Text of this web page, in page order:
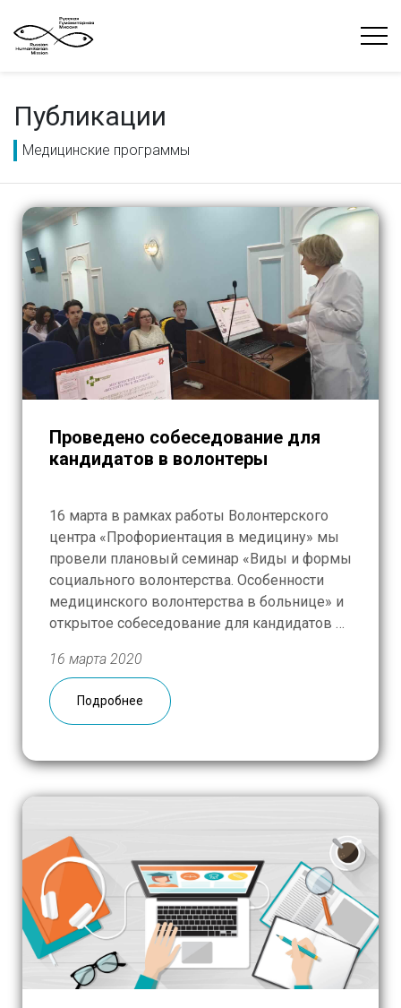
Публикации
Медицинские программы
Проведено собеседование для
кандидатов в волонтеры
16 марта в рамках работы Волонтерского
центра «Профориентация в медицину» мы
провели плановый семинар «Виды и формы
социального волонтерства. Особенности
медицинского волонтерства в больнице» и
открытое собеседование для кандидатов в
проекта. В семинаре приняли участие 19
человек: школьники из медицинских
классов и студенты медицинских вузов.
Собеседование прошла наш тысячный
16 марта 2020
Подробнее